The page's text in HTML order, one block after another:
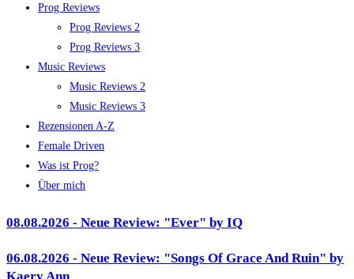
Prog Reviews
Prog Reviews 2
Prog Reviews 3
Music Reviews
Music Reviews 2
Music Reviews 3
Rezensionen A-Z
Female Driven
Was ist Prog?
Über mich
08.08.2026 - Neue Review: "Ever" by IQ
06.08.2026 - Neue Review: "Songs Of Grace And Ruin" by